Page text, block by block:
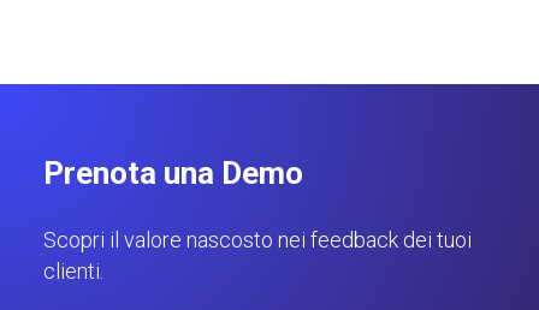
Prenota una Demo
Scopri il valore nascosto nei feedback dei tuoi
clienti.